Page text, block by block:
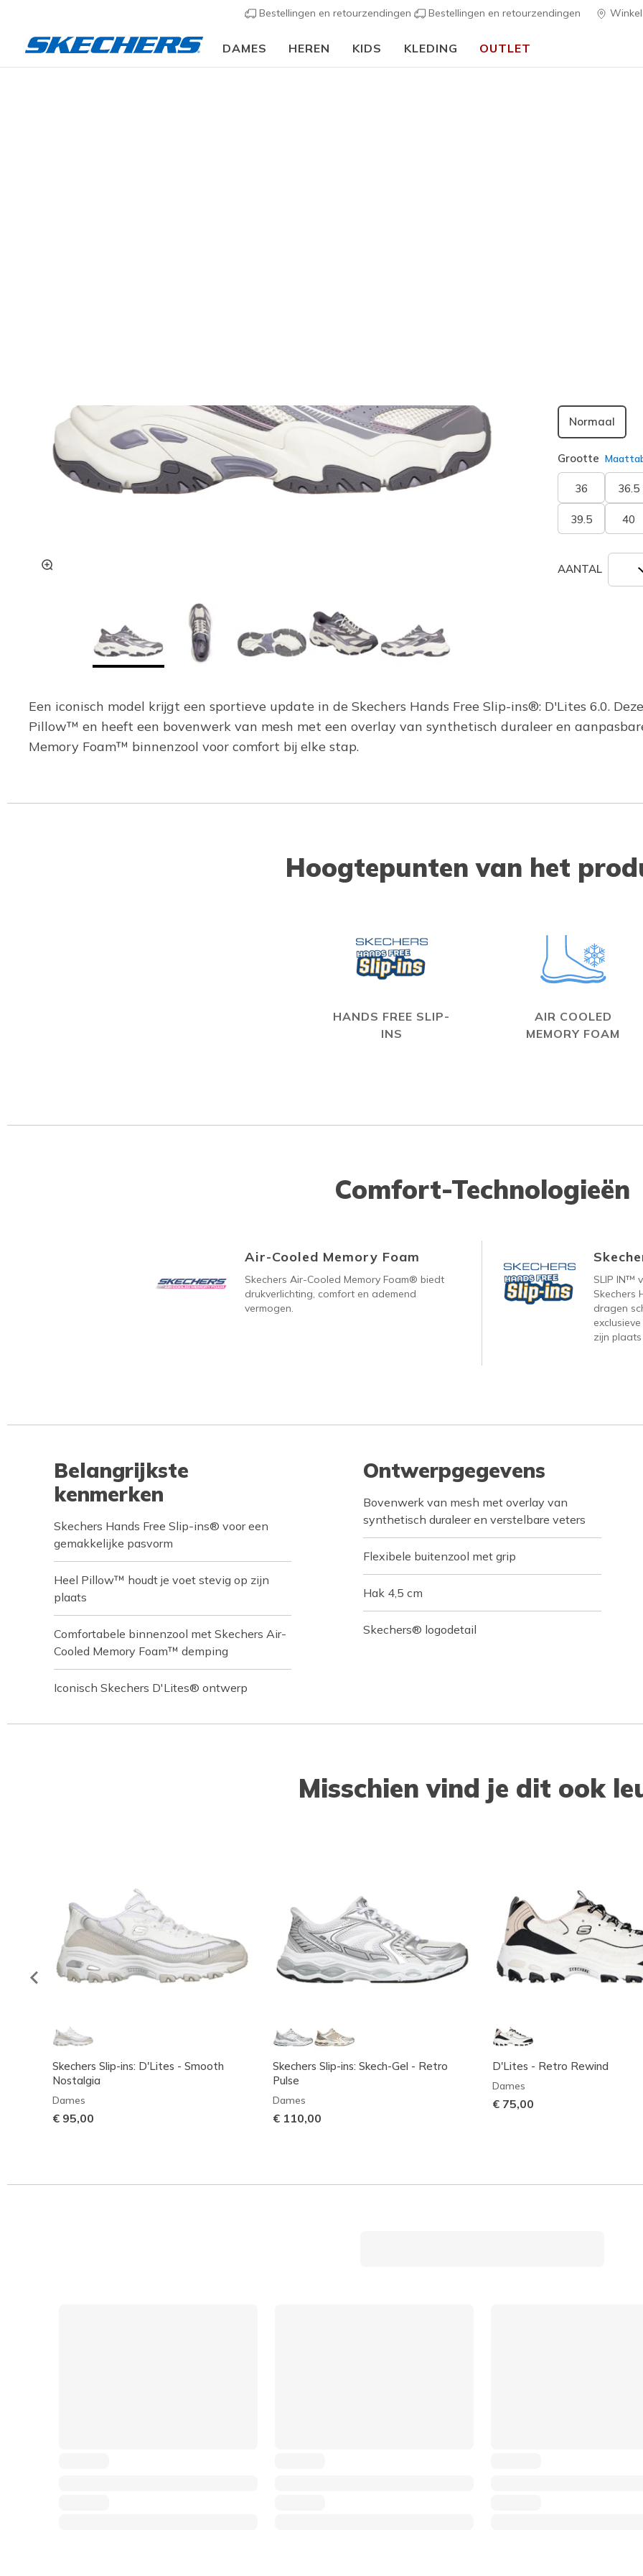
Bestellingen en retourzendingen Bestellingen en retourzendingen
DAMES HEREN KIDS KLEDING OUTLET
Normaal
Grootte
36 36.5
39.5 40
AANTAL
Een iconisch model krijgt een sportieve update in de Skechers Hands Free Slip-ins®: D'Lites 6.0.
Pillow™ en heeft een bovenwerk van mesh met een overlay van synthetisch duraleer en
Memory Foam™ binnenzool voor comfort bij elke stap.
Hoogtepunten van het
HANDS FREE SLIP-
INS
AIR COOLED
MEMORY FOAM
Comfort-Technologieën
Air-Cooled Memory Foam
Skechers Air-Cooled Memory Foam® biedt
drukverlichting, comfort en ademend
vermogen.
SLIP IN™
Skechers
dragen
zijn
Belangrijkste
kenmerken
Skechers Hands Free Slip-ins® voor een
gemakkelijke pasvorm
Heel Pillow™ houdt je voet stevig op zijn
plaats
Comfortabele binnenzool met Skechers Air-
Cooled Memory Foam™ demping
Iconisch Skechers D'Lites® ontwerp
Ontwerpgegevens
Bovenwerk van mesh met overlay van
synthetisch duraleer en verstelbare veters
Flexibele buitenzool met grip
Hak 4,5 cm
Skechers® logodetail
Misschien vind je dit ook
Skechers Slip-ins: D'Lites - Smooth
Nostalgia
Dames
€ 95,00
Skechers Slip-ins: Skech-Gel - Retro
Pulse
Dames
€ 110,00
D'Lites - Retro Rewind
Dames
€ 75,00